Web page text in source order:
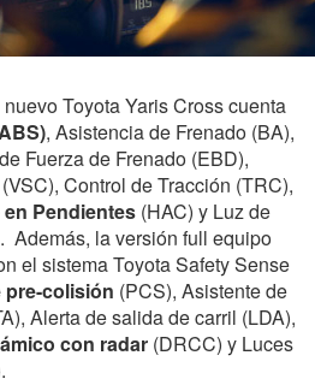
nuevo Toyota Yaris Cross cuenta
, Asistencia de Frenado (BA),
Fuerza de Frenado (EBD),
(VSC), Control de Tracción (TRC),
Pendientes (HAC) y Luz de
Además, la versión full equipo
el sistema Toyota Safety Sense
pre-colisión (PCS), Asistente de
Alerta de salida de carril (LDA),
con radar (DRCC) y Luces